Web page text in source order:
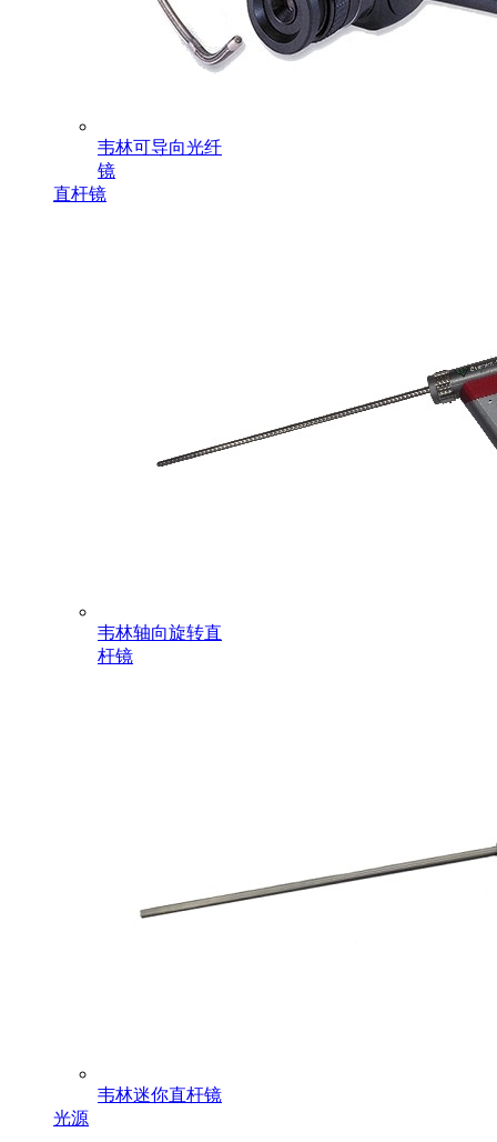
韦林可导向光纤
镜
直杆镜
韦林轴向旋转直
杆镜
韦林迷你直杆镜
光源